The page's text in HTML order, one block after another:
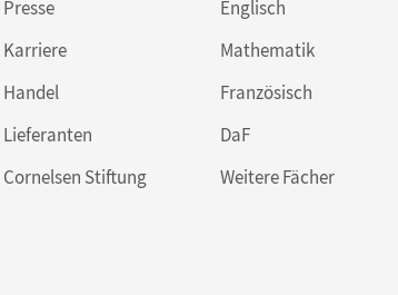
Presse
Karriere
Handel
Lieferanten
Cornelsen Stiftung
Englisch
Mathematik
Französisch
DaF
Weitere Fächer